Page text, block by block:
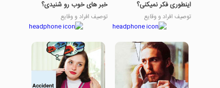
اینطوری فکر نمیکنی؟
توصیف افراد و وقایع
خبر های خوب رو شنیدی؟
توصیف افراد و وقایع